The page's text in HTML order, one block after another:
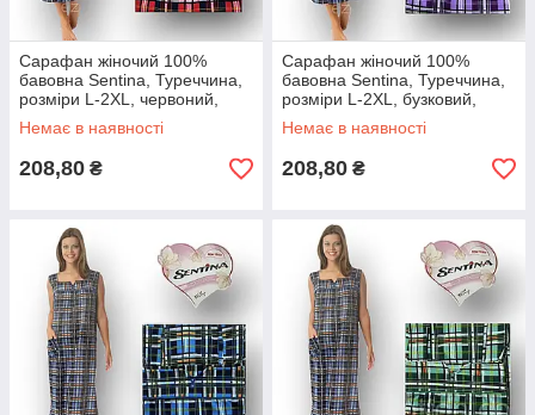
Сарафан жіночий 100%
бавовна Sentina, Туреччина,
розміри L-2XL, червоний,
012217
Немає в наявності
208,80 ₴
Сарафан жіночий 100%
бавовна Sentina, Туреччина,
розміри L-2XL, бузковий,
012218
Немає в наявності
208,80 ₴